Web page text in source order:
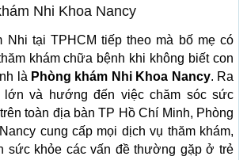
Nhi Khoa Nancy
Nhi tại TPHCM tiếp theo mà bố mẹ có
khám chữa bệnh khi không biết con
là Phòng khám Nhi Khoa Nancy. Ra
và hướng đến việc chăm sóc sức
toàn địa bàn TP Hồ Chí Minh, Phòng
cung cấp mọi dịch vụ thăm khám,
sức khỏe các vấn đề thường gặp ở trẻ